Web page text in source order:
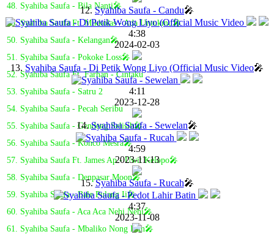
48. Syahiba Saufa - Bila Nanti🎤
49. Syahiba Saufa Ft. Mikkolas - Ada Untukmu🎤
50. Syahiba Saufa - Kelangan🎤
51. Syahiba Saufa - Pokoke Loss🎤
52. Syahiba Saufa Ft. Farhan - Cintaku
53. Syahiba Saufa - Satru 2
54. Syahiba Saufa - Pecah Seribu
55. Syahiba Saufa - Gendeng Selisih🎤
56. Syahiba Saufa - Konco Mesra🎤
57. Syahiba Saufa Ft. James Ap - Uwit Kelopo🎤
58. Syahiba Saufa - Denpasar Moon🎤
59. Syahiba Saufa - Bale Pulang Ii🎤
60. Syahiba Saufa - Aca Aca Nehi Nehi🎤
61. Syahiba Saufa - Mbaliko Nong Isun🎤
12.Syahiba Saufa - Candu🎤
4:38
2024-02-03
13. Syahiba Saufa - Di Petik Wong Liyo (Official Music Video🎤
4:11
2023-12-28
14.Syahiba Saufa - Sewelan🎤
4:59
2023-11-13
15.Syahiba Saufa - Rucah🎤
4:37
2023-11-08